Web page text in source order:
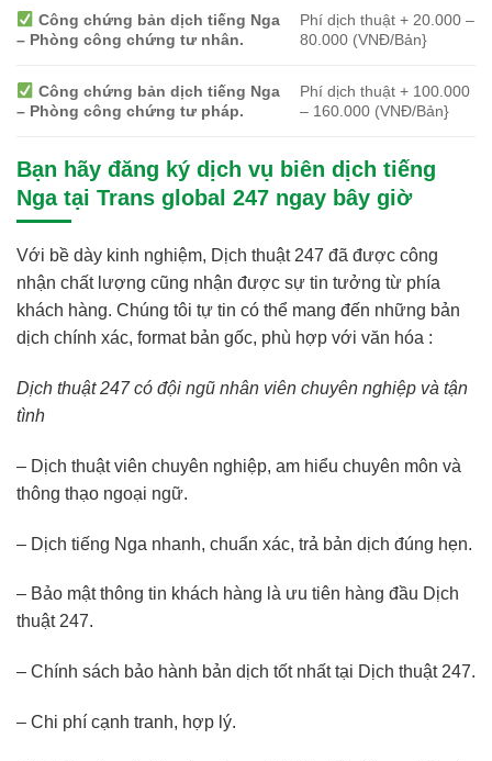
Công chứng bản dịch tiếng Nga
– Phòng công chứng tư nhân.
Phí dịch thuật + 20.000 –
80.000 (VNĐ/Bản}
Công chứng bản dịch tiếng Nga
– Phòng công chứng tư pháp.
Phí dịch thuật + 100.000
– 160.000 (VNĐ/Bản}
Bạn hãy đăng ký dịch vụ biên dịch tiếng
Nga tại Trans global 247 ngay bây giờ
Với bề dày kinh nghiệm, Dịch thuật 247 đã được công
nhận chất lượng cũng nhận được sự tin tưởng từ phía
khách hàng. Chúng tôi tự tin có thể mang đến những bản
dịch chính xác, format bản gốc, phù hợp với văn hóa :
Dịch thuật 247 có đội ngũ nhân viên chuyên nghiệp và tận
tình
– Dịch thuật viên chuyên nghiệp, am hiểu chuyên môn và
thông thạo ngoại ngữ.
– Dịch tiếng Nga nhanh, chuẩn xác, trả bản dịch đúng hẹn.
– Bảo mật thông tin khách hàng là ưu tiên hàng đầu Dịch
thuật 247.
– Chính sách bảo hành bản dịch tốt nhất tại Dịch thuật 247.
– Chi phí cạnh tranh, hợp lý.